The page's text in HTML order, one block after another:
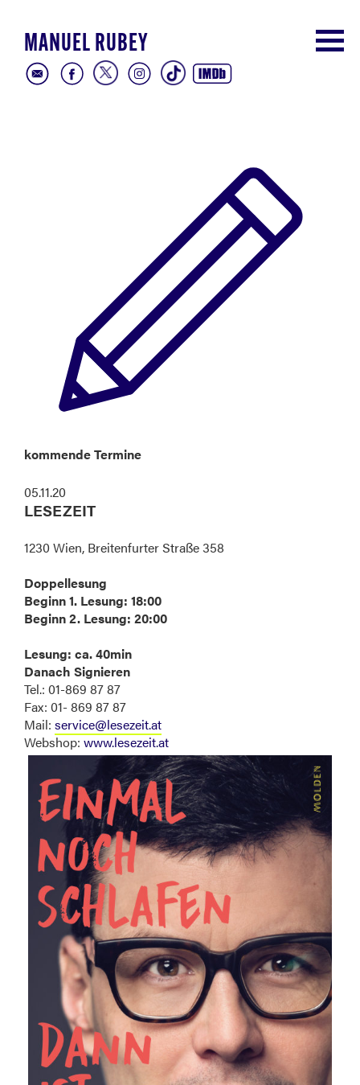
MANUEL RUBEY
kommende Termine
05.11.20
LESEZEIT
1230 Wien, Breitenfurter Straße 358
Doppellesung
Beginn 1. Lesung: 18:00
Beginn 2. Lesung: 20:00
Lesung: ca. 40min
Danach Signieren
Tel.: 01-869 87 87
Fax: 01- 869 87 87
Mail: service@lesezeit.at
Webshop: www.lesezeit.at